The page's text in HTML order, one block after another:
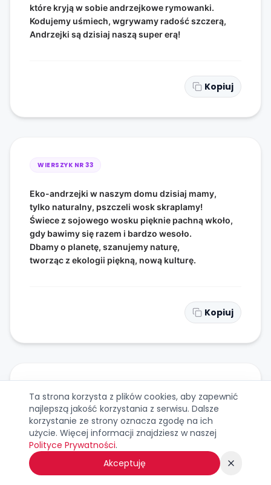
które kryją w sobie andrzejkowe rymowanki.
Kodujemy uśmiech, wgrywamy radość szczerą,
Andrzejki są dzisiaj naszą super erą!
Kopiuj
WIERSZYK NR 33
Eko-andrzejki w naszym domu dzisiaj mamy,
tylko naturalny, pszczeli wosk skraplamy!
Świece z sojowego wosku pięknie pachną wkoło,
gdy bawimy się razem i bardzo wesoło.
Dbamy o planetę, szanujemy naturę,
tworząc z ekologii piękną, nową kulturę.
Kopiuj
WIERSZYK NR
Buty jadą na deskorolce do samych drzwi,
każdy z nas o nowoczesnych przygodach śni!
Nie ma nudy w Andrzejki, tempo jest zawrotne,
wróżby są aktywne, wesołe i lotne.
Zbieramy wspomnienia jak cenne punkty w grze,
Ta strona korzysta z plików cookies, aby zapewnić
najlepszą jakość korzystania z serwisu. Dalsze
korzystanie ze strony oznacza zgodę na ich
użycie. Więcej informacji znajdziesz w naszej
Polityce Prywatności.
Akceptuję